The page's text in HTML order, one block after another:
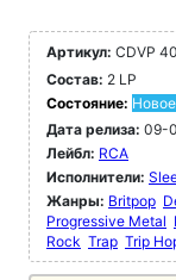
Артикул: CDVP
Состав: 2 LP
Состояние:
Дата релиза: 09-
Лейбл: RCA
Исполнители:
Жанры: Britpop
Progressive Metal
Rock Trap Trip